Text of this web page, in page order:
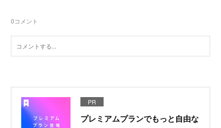
0コメント
PR
プレミアムプランでもっと自由な